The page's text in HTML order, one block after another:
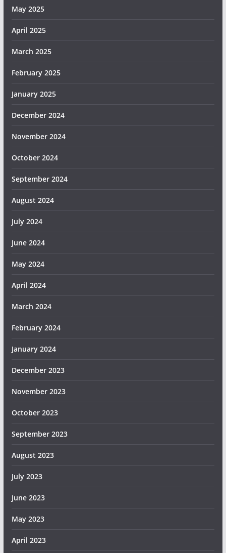
May 2025
April 2025
March 2025
February 2025
January 2025
December 2024
November 2024
October 2024
September 2024
August 2024
July 2024
June 2024
May 2024
April 2024
March 2024
February 2024
January 2024
December 2023
November 2023
October 2023
September 2023
August 2023
July 2023
June 2023
May 2023
April 2023